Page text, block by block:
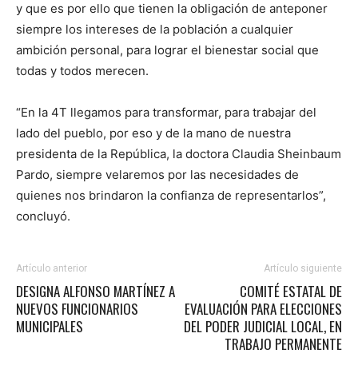
y que es por ello que tienen la obligación de anteponer
siempre los intereses de la población a cualquier
ambición personal, para lograr el bienestar social que
todas y todos merecen.
“En la 4T llegamos para transformar, para trabajar del
lado del pueblo, por eso y de la mano de nuestra
presidenta de la República, la doctora Claudia Sheinbaum
Pardo, siempre velaremos por las necesidades de
quienes nos brindaron la confianza de representarlos”,
concluyó.
Artículo anterior
DESIGNA ALFONSO MARTÍNEZ A
NUEVOS FUNCIONARIOS
MUNICIPALES
Artículo siguiente
COMITÉ ESTATAL DE
EVALUACIÓN PARA ELECCIONES
DEL PODER JUDICIAL LOCAL, EN
TRABAJO PERMANENTE